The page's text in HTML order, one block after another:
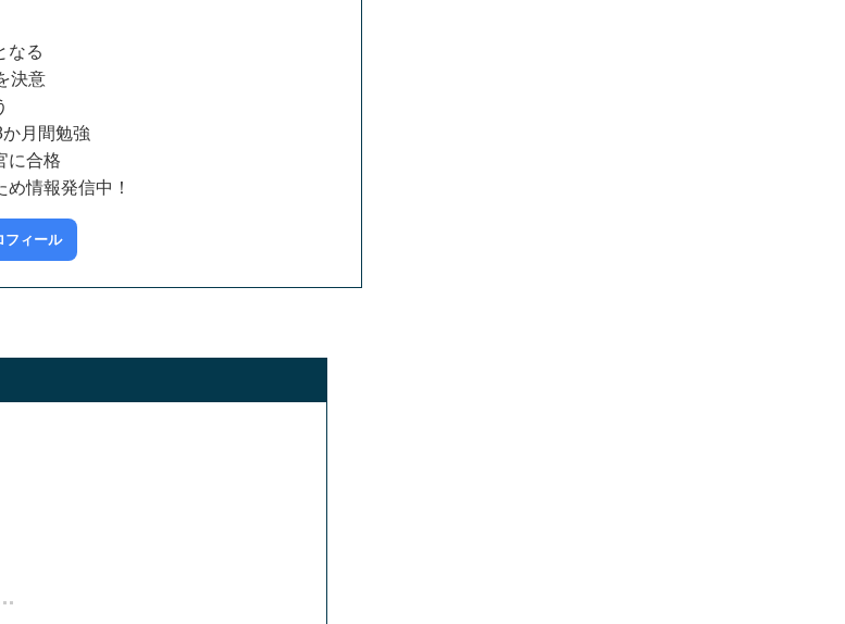
なる
決意
月間勉強
に合格
め情報発信中！
フィール